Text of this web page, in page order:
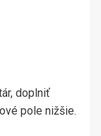
doplniť
pole nižšie.